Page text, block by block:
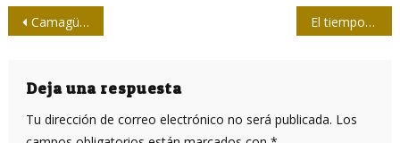
Navegación
entradas
Camagüey en “60 segundos” El tiempo de la vergüenza
Deja una respuesta
Tu dirección de correo electrónico no será publicada. Los